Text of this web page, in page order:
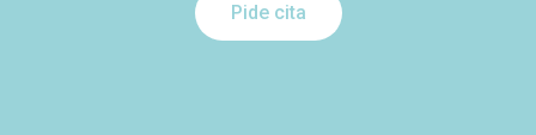
Pide cita